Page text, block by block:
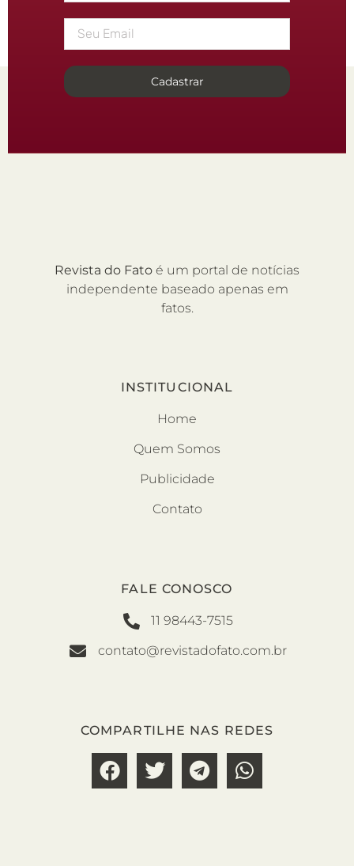
Cadastrar
Revista do Fato é um portal de notícias
independente baseado apenas em
fatos.
INSTITUCIONAL
Home
Quem Somos
Publicidade
Contato
FALE CONOSCO
11 98443-7515
contato@revistadofato.com.br
COMPARTILHE NAS REDES